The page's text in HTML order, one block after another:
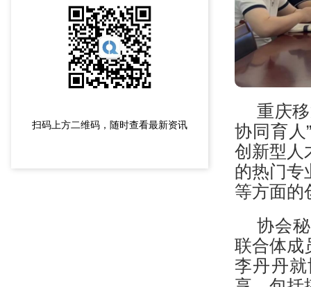
扫码上方二维码，随时查看最新资讯
重庆
协同育人
创新型人
的热门专
等方面的
协会
联合体成
李丹丹